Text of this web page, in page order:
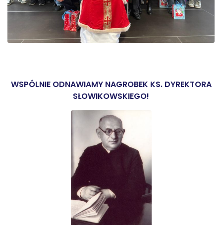
WSPÓLNIE ODNAWIAMY NAGROBEK KS. DYREKTORA
SŁOWIKOWSKIEGO!